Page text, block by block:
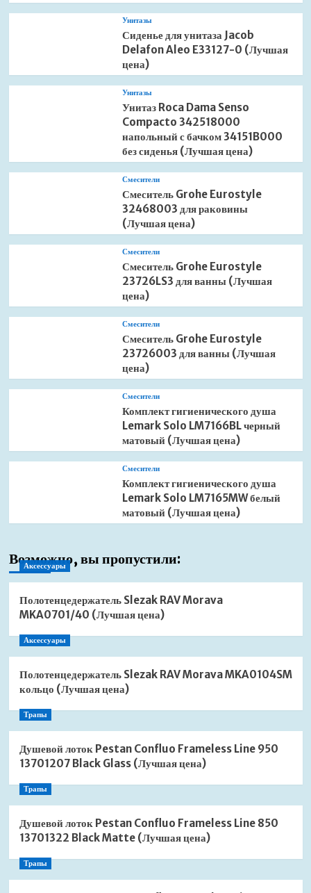
Унитазы
Сиденье для унитаза Jacob
Delafon Aleo E33127-0 (Лучшая
цена)
Унитазы
Унитаз Roca Dama Senso
Compacto 342518000
напольный с бачком 34151B000
без сиденья (Лучшая цена)
Смесители
Смеситель Grohe Eurostyle
32468003 для раковины
(Лучшая цена)
Смесители
Смеситель Grohe Eurostyle
23726LS3 для ванны (Лучшая
цена)
Смесители
Смеситель Grohe Eurostyle
23726003 для ванны (Лучшая
цена)
Смесители
Комплект гигиенического душа
Lemark Solo LM7166BL черный
матовый (Лучшая цена)
Смесители
Комплект гигиенического душа
Lemark Solo LM7165MW белый
матовый (Лучшая цена)
Возможно, вы пропустили:
Аксессуары
Полотенцедержатель Slezak RAV Morava
MKA0701/40 (Лучшая цена)
Аксессуары
Полотенцедержатель Slezak RAV Morava MKA0104SM
кольцо (Лучшая цена)
Трапы
Душевой лоток Pestan Confluo Frameless Line 950
13701207 Black Glass (Лучшая цена)
Трапы
Душевой лоток Pestan Confluo Frameless Line 850
13701322 Black Matte (Лучшая цена)
Трапы